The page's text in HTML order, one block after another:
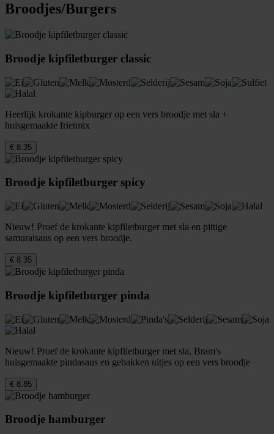
Broodjes/Burgers
Broodje kipfiletburger classic
Heerlijk krokante kipburger op een vers broodje met sla +
huisgemaakte frietmix
€ 8.35
Broodje kipfiletburger spicy
Nieuw! Proef de krokante kipfiletburger met sla en pittige
samuraisaus op een vers broodje.
€ 8.35
Broodje kipfiletburger pinda
Nieuw! Proef de krokante kipfiletburger met sla, Bram's
huisgemaakte pindasaus en gebakken uitjes op een vers broodje
€ 8.85
Broodje hamburger